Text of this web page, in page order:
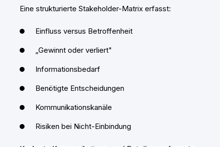
Eine strukturierte Stakeholder-Matrix erfasst:
Einfluss versus Betroffenheit
„Gewinnt oder verliert"
Informationsbedarf
Benötigte Entscheidungen
Kommunikationskanäle
Risiken bei Nicht-Einbindung